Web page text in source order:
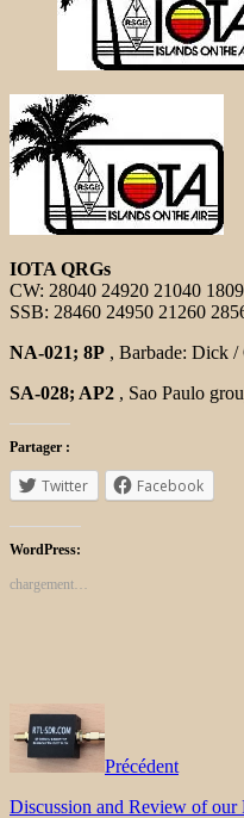
IOTA QRGs
CW: 28040 24920 21040
SSB: 28460 24950 21260
NA-021; 8P , Barbade: Dick
SA-028; AP2 , Sao Paulo
Partager :
Twitter Facebook
WordPress:
chargement…
Précédent
Discussion and Review of